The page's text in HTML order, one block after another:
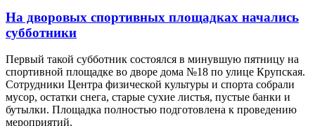
На дворовых спортивных площадках начались
субботники
Первый такой субботник состоялся в минувшую пятницу на
спортивной площадке во дворе дома №18 по улице Крупская.
Сотрудники Центра физической культуры и спорта собрали
мусор, остатки снега, старые сухие листья, пустые банки и
бутылки. Площадка полностью подготовлена к проведению
мероприятий.